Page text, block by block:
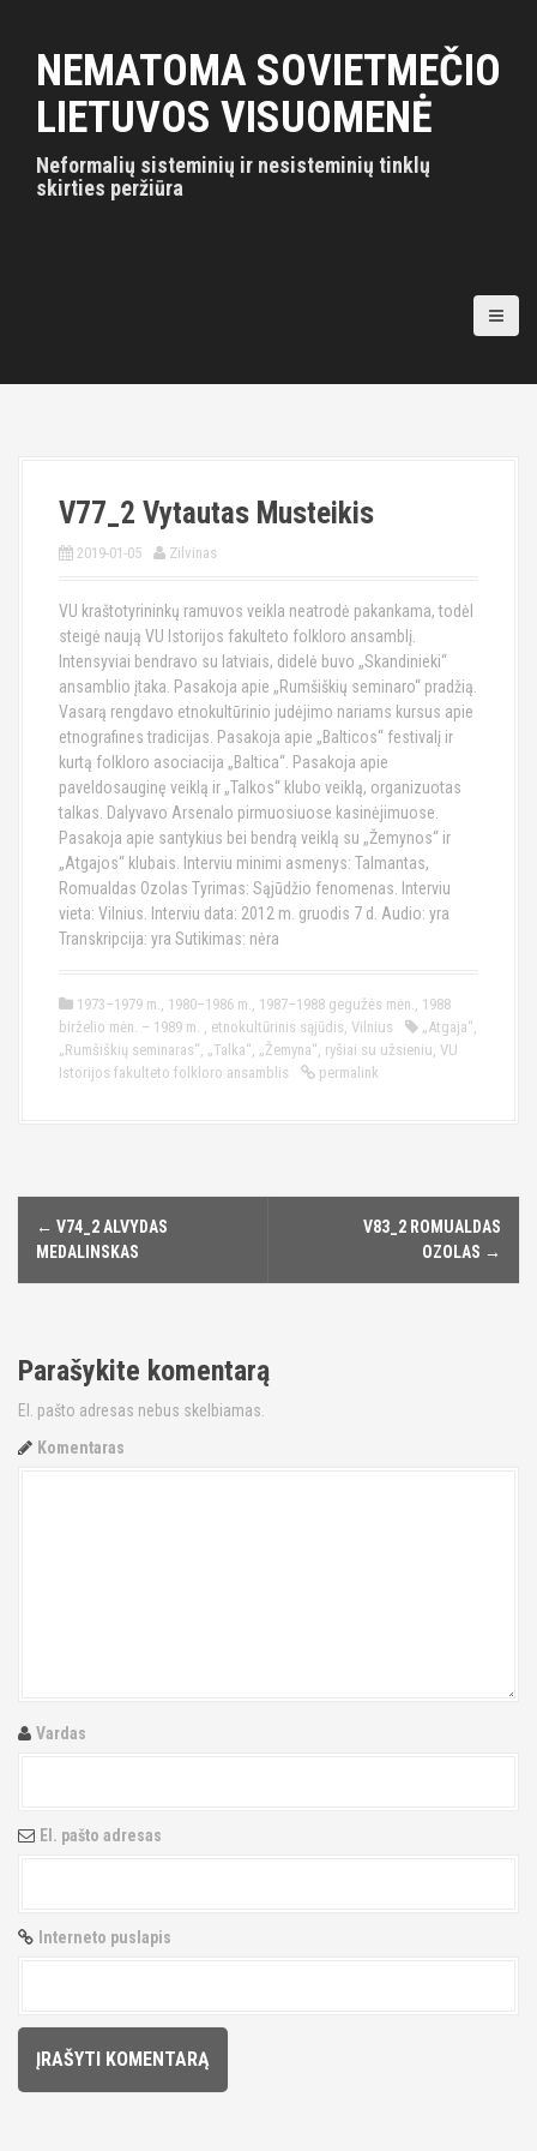
NEMATOMA SOVIETMEČIO
LIETUVOS VISUOMENĖ
Neformalių sisteminių ir nesisteminių tinklų
skirties peržiūra
V77_2 Vytautas Musteikis
2019-01-05 Zilvinas
VU kraštotyrininkų ramuvos veikla neatrodė pakankama, todėl
steigė naują VU Istorijos fakulteto folkloro ansamblį.
Intensyviai bendravo su latviais, didelė buvo „Skandinieki“
ansamblio įtaka. Pasakoja apie „Rumšiškių seminaro“ pradžią.
Vasarą rengdavo etnokultūrinio judėjimo nariams kursus apie
etnografines tradicijas. Pasakoja apie „Balticos“ festivalį ir
kurtą folkloro asociacija „Baltica“. Pasakoja apie
paveldosauginę veiklą ir „Talkos“ klubo veiklą, organizuotas
talkas. Dalyvavo Arsenalo pirmuosiuose kasinėjimuose.
Pasakoja apie santykius bei bendrą veiklą su „Žemynos“ ir
„Atgajos“ klubais. Interviu minimi asmenys: Talmantas,
Romualdas Ozolas Tyrimas: Sąjūdžio fenomenas. Interviu
vieta: Vilnius. Interviu data: 2012 m. gruodis 7 d. Audio: yra
Transkripcija: yra Sutikimas: nėra
1973–1979 m., 1980–1986 m., 1987–1988 gegužės mėn., 1988
birželio mėn. – 1989 m. , etnokultūrinis sąjūdis, Vilnius „Atgaja“,
„Rumšiškių seminaras“, „Talka“, „Žemyna“, ryšiai su užsieniu, VU
Istorijos fakulteto folkloro ansamblis
permalink
P
o
t
n
n
← V74_2 ALVYDAS
MEDALINSKAS
V83_2 ROMUALDAS
OZOLAS →
Parašykite komentarą
El. pašto adresas nebus skelbiamas.
Komentaras
Vardas
El. pašto adresas
Interneto puslapis